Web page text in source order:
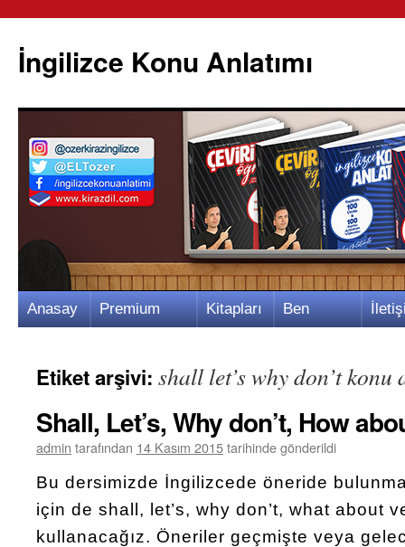
İngilizce Konu Anlatımı
İçeriğe
Anasay Premium Kitapları Ben
Etiket arşivi: shall let’s why don’t konu
Shall, Let’s, Why don’t, How
admin tarafından 14 Kasım 2015tarihinde gönderildi
Bu dersimizde İngilizcede öneride
için de shall, let’s, why don’t, what about
kullanacağız. Öneriler geçmişte veya